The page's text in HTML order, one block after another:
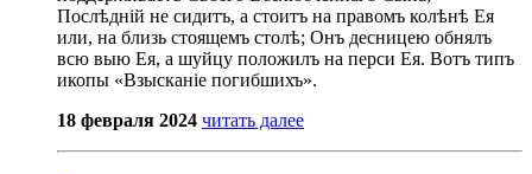
Послѣдній не сидитъ, а стоитъ на правомъ колѣнѣ Ея
или, на близь стоящемъ столѣ; Онъ десницею обнялъ
всю выю Ея, а шуйцу положилъ на перси Ея. Вотъ типъ
икопы «Взысканіе погибшихъ».
18 февраля 2024 читать далее